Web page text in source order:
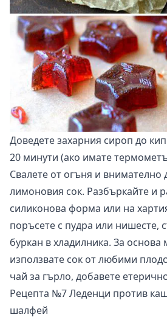
Доведете захарния сироп до
20 минути (ако имате
Свалете от огъня и внимателно
лимоновия сок. Разбъркайте и
силиконова форма или на
поръсете с пудра или нишесте,
буркан в хладилника. За основа
използвате сок от любими
чай за гърло, добавете
Рецепта №7 Леденци против
шалфей